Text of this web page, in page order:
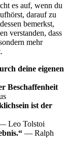
es auf, wenn du
darauf zu
bemerkst,
verstanden, dass
mehr
deine eigenen
Beschaffenheit
ist der
Leo Tolstoi
— Ralph